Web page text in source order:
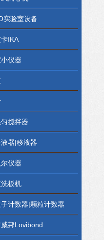
实验室设备
IKA
仪器
搅拌器
器|移液器
仪器
板机
计数器|颗粒计数器
邦Lovibond